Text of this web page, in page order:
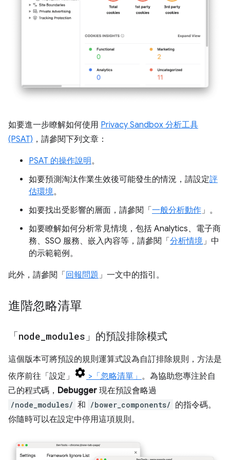
如要進一步瞭解如何使用 Privacy Sandbox 分析工具
(PSAT) ，請參閱下列文章：
PSAT 的操作說明。
如要預測淘汰作業生效後可能發生的情況，請設定評
估環境。
如要找出受影響的層面，請參閱「 一般分析動作」。
如要瞭解如何分析常見情境，包括 Analytics、電子商
務、SSO 服務、嵌入內容等，請參閱「 分析情境」中
的示範範例。
此外，請參閱「 回報問題」一文中的指引。
進階忽略清單
「node modules 」的預設排除模式
這個版本可將預設的規則運算式設為自訂排除規則，方法是
依序前往「設定」
>「忽略清單」 。為協助您專注於自
己的程式碼， Debugger 現在預設會略過
/node_modules/ 和 /bower_components/ 的指令碼。
你隨時可以在設定中停用這項規則。